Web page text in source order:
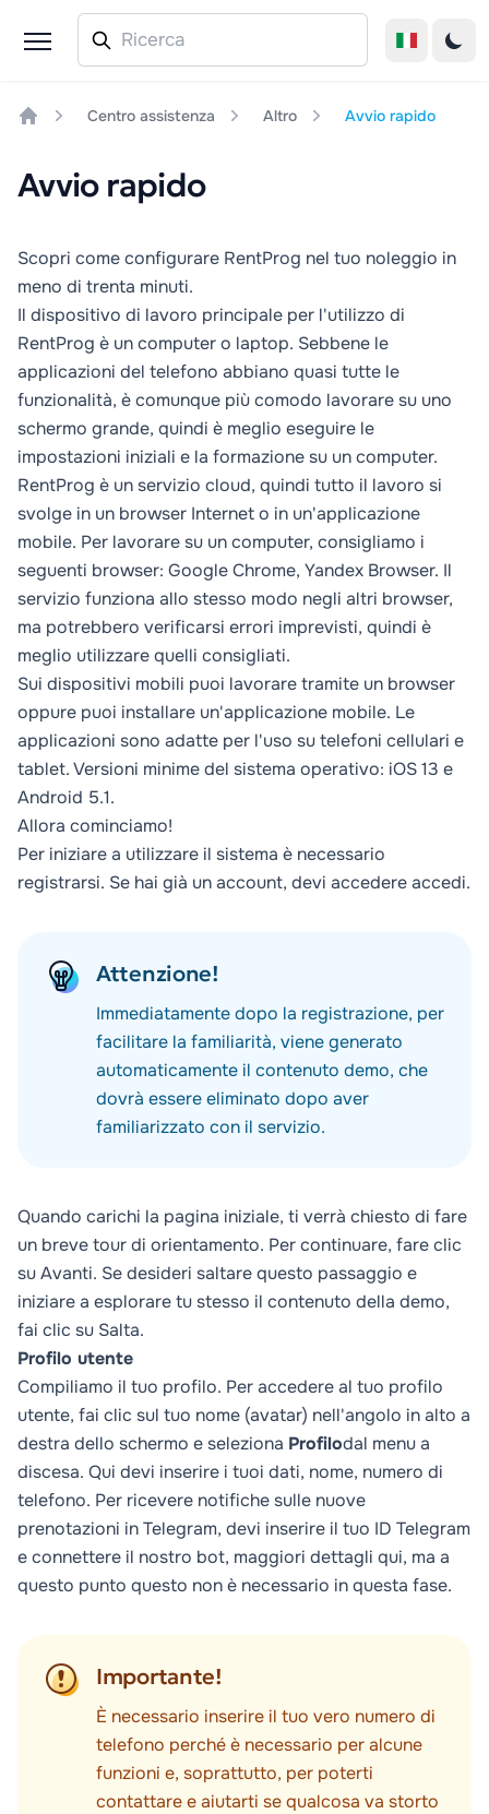
Centro assistenza Altro Avvio rapido
Avvio rapido
Scopri come configurare RentProg nel tuo noleggio in
meno di trenta minuti.
Il dispositivo di lavoro principale per l'utilizzo di
RentProg è un computer o laptop. Sebbene le
applicazioni del telefono abbiano quasi tutte le
funzionalità, è comunque più comodo lavorare su uno
schermo grande, quindi è meglio eseguire le
impostazioni iniziali e la formazione su un computer.
RentProg è un servizio cloud, quindi tutto il lavoro si
svolge in un browser Internet o in un'applicazione
mobile. Per lavorare su un computer, consigliamo i
seguenti browser: Google Chrome, Yandex Browser. Il
servizio funziona allo stesso modo negli altri browser,
ma potrebbero verificarsi errori imprevisti, quindi è
meglio utilizzare quelli consigliati.
Sui dispositivi mobili puoi lavorare tramite un browser
oppure puoi installare un'applicazione mobile. Le
applicazioni sono adatte per l'uso su telefoni cellulari e
tablet. Versioni minime del sistema operativo: iOS 13 e
Android 5.1.
Allora cominciamo!
Per iniziare a utilizzare il sistema è necessario
registrarsi. Se hai già un account, devi accedereaccedi.
Attenzione!
Immediatamente dopo la registrazione, per
facilitare la familiarità, viene generato
automaticamente il contenuto demo, che
dovrà essere eliminato dopo aver
familiarizzato con il servizio.
Quando carichi la pagina iniziale, ti verrà chiesto di fare
un breve tour di orientamento. Per continuare, fare clic
su Avanti. Se desideri saltare questo passaggio e
iniziare a esplorare tu stesso il contenuto della demo,
fai clic su Salta.
Profilo utente
Compiliamo il tuo profilo. Per accedere al tuo profilo
utente, fai clic sul tuo nome (avatar) nell'angolo in alto a
destra dello schermo e seleziona Profilodal menu a
discesa. Qui devi inserire i tuoi dati, nome, numero di
telefono. Per ricevere notifiche sulle nuove
prenotazioni in Telegram, devi inserire il tuo ID Telegram
e connettere il nostro bot, maggiori dettagli qui, ma a
questo punto questo non è necessario in questa fase.
Importante!
È necessario inserire il tuo vero numero di
telefono perché è necessario per alcune
funzioni e, soprattutto, per poterti
contattare e aiutarti se qualcosa va storto